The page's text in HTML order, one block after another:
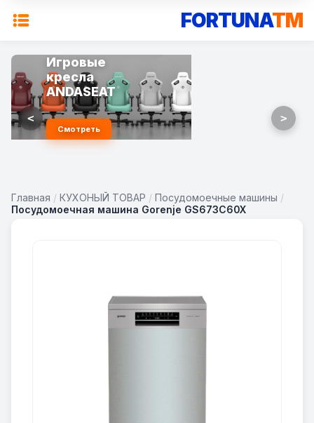
FORTUNATM
Игровые
кресла
ANDASEAT
Смотреть
< >
Главная / КУХОНЫЙ ТОВАР / Посудомоечные машины /
Посудомоечная машина Gorenje GS673C60X